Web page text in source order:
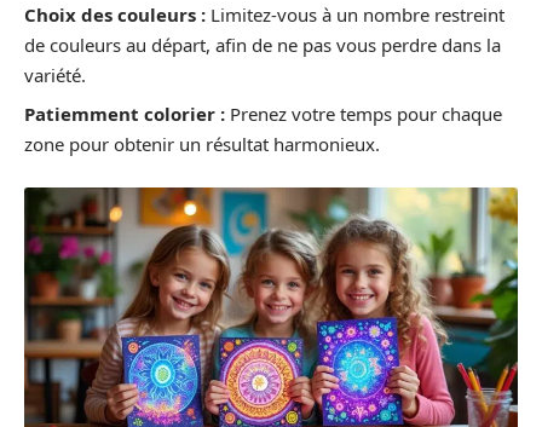
Choix des couleurs : Limitez-vous à un nombre restreint
de couleurs au départ, afin de ne pas vous perdre dans la
variété.
Patiemment colorier : Prenez votre temps pour chaque
zone pour obtenir un résultat harmonieux.